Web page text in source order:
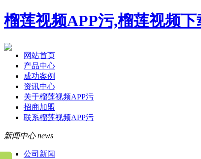
榴莲视频APP污,榴莲视频
网站首页
产品中心
成功案例
资讯中心
关于榴莲视频APP污
招商加盟
联系榴莲视频APP污
新闻中心 news
公司新闻